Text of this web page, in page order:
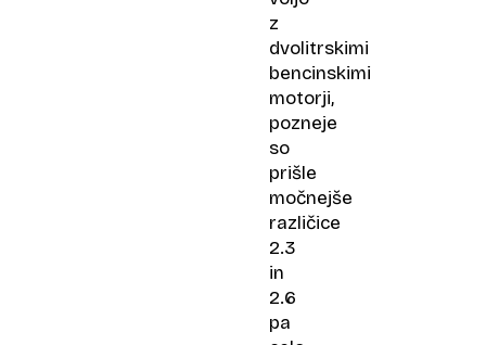
z
dvolitrskimi
bencinskimi
motorji,
pozneje
so
prišle
močnejše
različice
2.3
in
2.6
pa